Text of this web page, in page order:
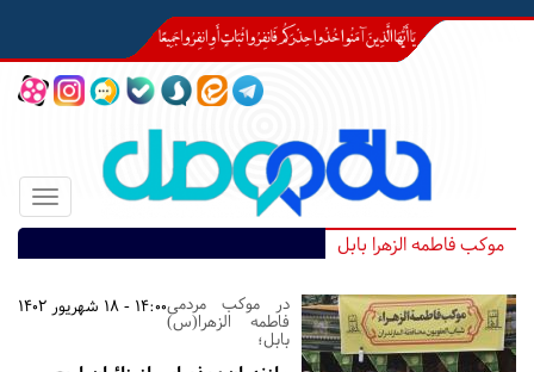
Toggle
موکب فاطمه الزهرا بابل
14:00 - 18 شهریور 1402در موکب مردمی
فاطمه الزهرا(س)
بابل؛